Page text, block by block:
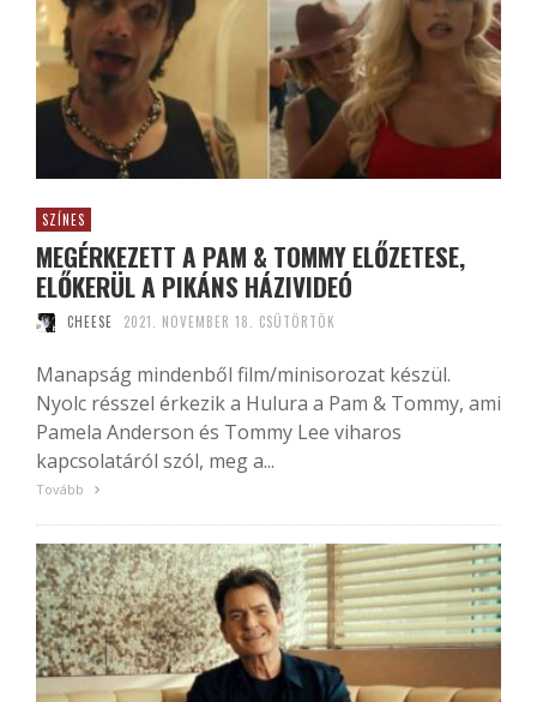
SZÍNES
MEGÉRKEZETT A PAM & TOMMY ELŐZETESE,
ELŐKERÜL A PIKÁNS HÁZIVIDEÓ
CHEESE 2021. NOVEMBER 18. CSÜTÖRTÖK
Manapság mindenből film/minisorozat készül.
Nyolc résszel érkezik a Hulura a Pam & Tommy, ami
Pamela Anderson és Tommy Lee viharos
kapcsolatáról szól, meg a...
Tovább